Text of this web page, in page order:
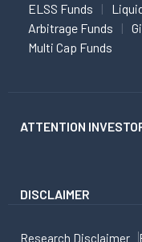
ELSS Funds
Arbitrage Funds
Multi Cap Funds
ATTENTION
DISCLAIMER
Research Disclaimer